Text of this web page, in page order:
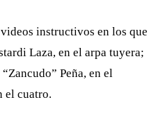
instructivos en los que
Laza, en el arpa tuyera;
Peña, en el
el cuatro.